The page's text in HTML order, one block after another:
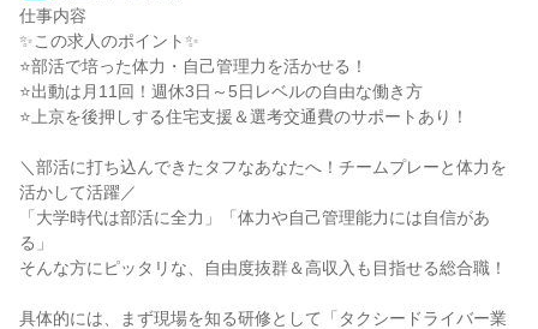
仕事内容
✨この求人のポイント✨
⭐部活で培った体力・自己管理力を活かせる！
⭐出動は月11回！週休3日～5日レベルの自由な働き方
⭐上京を後押しする住宅支援＆選考交通費のサポートあり！
＼部活に打ち込んできたタフなあなたへ！チームプレーと体力を
活かして活躍／
「大学時代は部活に全力」「体力や自己管理能力には自信があ
る」
そんな方にピッタリな、自由度抜群＆高収入も目指せる総合職！
具体的には、まず現場を知る研修として「タクシードライバー業